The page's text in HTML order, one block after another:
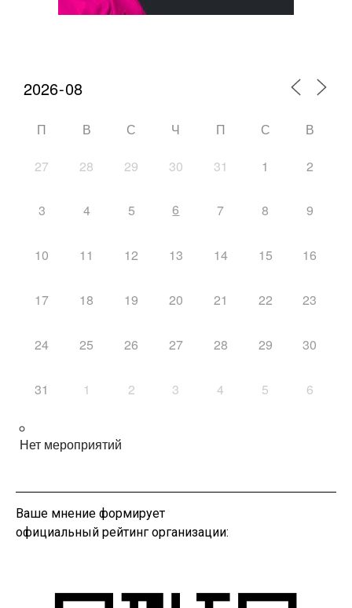
П В С Ч П С В
27 28 29 30 31 1 2
3 4 5 6 7 8 9
10 11 12 13 14 15 16
17 18 19 20 21 22 23
24 25 26 27 28 29 30
31 1 2 3 4 5 6
Нет мероприятий
Ваше мнение формирует
официальный рейтинг организации: